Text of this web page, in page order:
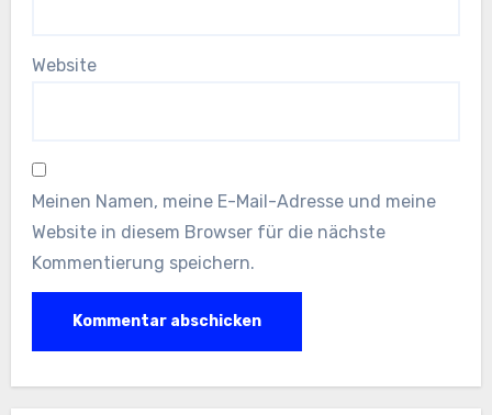
Website
Meinen Namen, meine E-Mail-Adresse und meine
Website in diesem Browser für die nächste
Kommentierung speichern.